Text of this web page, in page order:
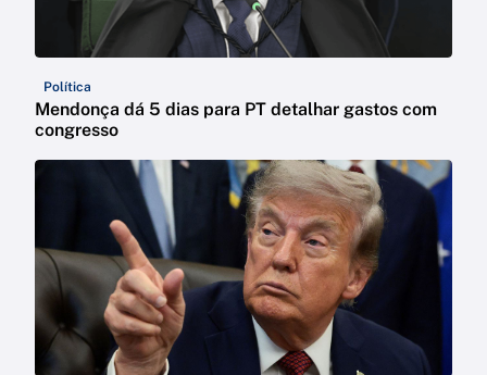
Política
Mendonça dá 5 dias para PT detalhar gastos com
congresso